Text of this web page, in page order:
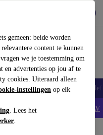
gemeen: beide worden
content te kunnen
we je toestemming om
en advertenties op jou af te
cookies. Uiteraard alleen
instellingen op elk
. Lees het
.
Accessoires
- Code: IPHONEDEAL - AV